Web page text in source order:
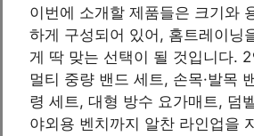
이번에 소개할 제품들은 크기와
하게 구성되어 있어, 홈트레이닝
게 딱 맞는 선택이 될 것입니다.
멀티 중량 밴드 세트, 손목·발목
령 세트, 대형 방수 요가매트, 덤
야외용 벤치까지 알찬 라인업을